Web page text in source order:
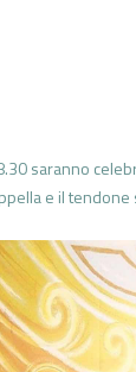
saranno
e il